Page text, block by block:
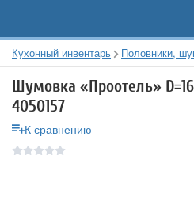
Кухонный инвентарь Половники,
Шумовка «Проотель»
4050157
К сравнению